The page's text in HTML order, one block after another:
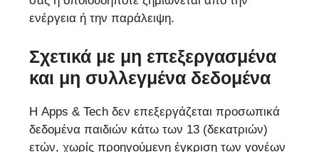
ενέργεια ή την παράλειψη.
Σχετικά με μη επεξεργασμένα
και μη συλλεγμένα δεδομένα
Η Apps & Tech δεν επεξεργάζεται προσωπικά
δεδομένα παιδιών κάτω των 13 (δεκατριών)
ετών, χωρίς προηγούμενη έγκριση των γονέων